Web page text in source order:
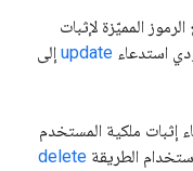
المميّزة لإثبات
استدعاء update إلى
إثبات ملكية المستخدم
الطريقة delete